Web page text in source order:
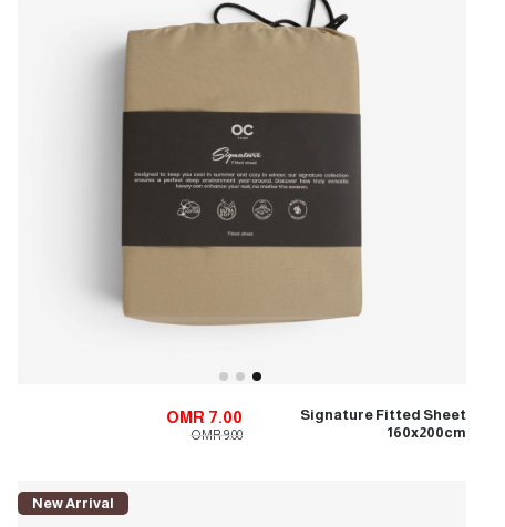
Signature Fitted Sheet
160x200cm
OMR 7.00
OMR 9.00
New Arrival